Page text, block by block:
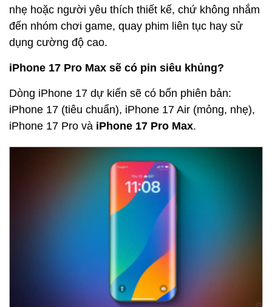
nhẹ hoặc người yêu thích thiết kế, chứ không nhắm
đến nhóm chơi game, quay phim liên tục hay sử
dụng cường độ cao.
iPhone 17 Pro Max sẽ có pin siêu khủng?
Dòng iPhone 17 dự kiến sẽ có bốn phiên bản:
iPhone 17 (tiêu chuẩn), iPhone 17 Air (mỏng, nhẹ),
iPhone 17 Pro và iPhone 17 Pro Max.